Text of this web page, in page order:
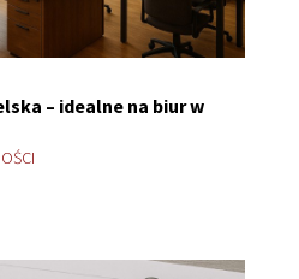
– idealne na biur w